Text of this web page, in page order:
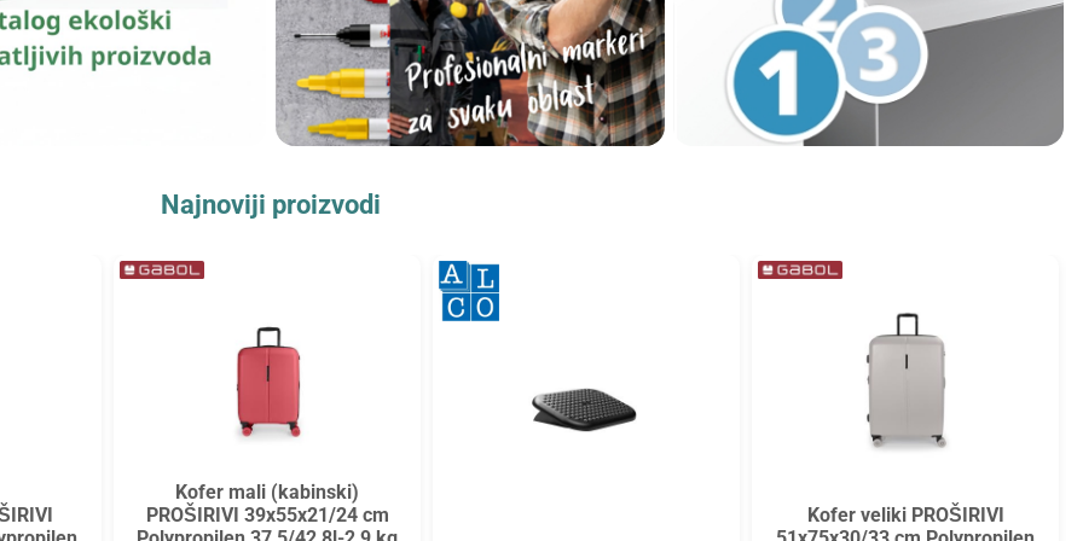
Najnoviji proizvodi
Kofer mali (kabinski)
PROŠIRIVI 39x55x21/24 cm
Kofer veliki PROŠIRIVI